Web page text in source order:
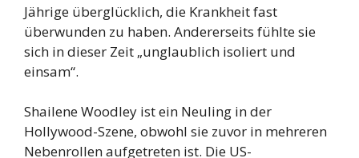
Jährige überglücklich, die Krankheit fast
überwunden zu haben. Andererseits fühlte sie
sich in dieser Zeit „unglaublich isoliert und
einsam“.
Shailene Woodley ist ein Neuling in der
Hollywood-Szene, obwohl sie zuvor in mehreren
Nebenrollen aufgetreten ist. Die US-